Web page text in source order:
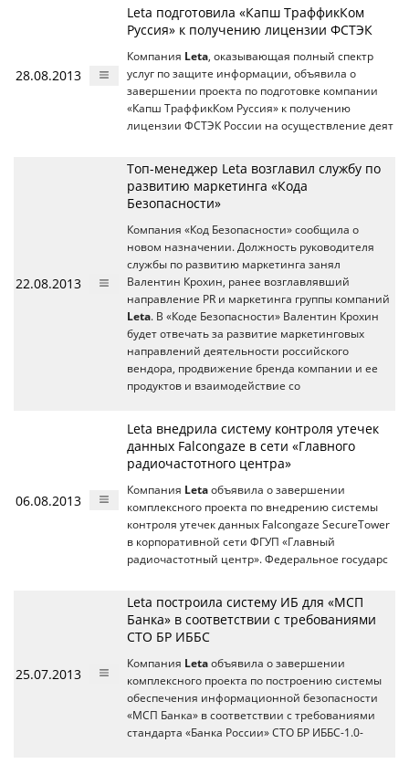
28.08.2013
Leta подготовила «Капш ТраффикКом
Руссия» к получению лицензии ФСТЭК
Компания Leta, оказывающая полный спектр
услуг по защите информации, объявила о
завершении проекта по подготовке компании
«Капш ТраффикКом Руссия» к получению
лицензии ФСТЭК России на осуществление деят
22.08.2013
Топ-менеджер Leta возглавил службу по
развитию маркетинга «Кода
Безопасности»
Компания «Код Безопасности» сообщила о
новом назначении. Должность руководителя
службы по развитию маркетинга занял
Валентин Крохин, ранее возглавлявший
направление PR и маркетинга группы компаний
Leta. В «Коде Безопасности» Валентин Крохин
будет отвечать за развитие маркетинговых
направлений деятельности российского
вендора, продвижение бренда компании и ее
продуктов и взаимодействие со
06.08.2013
Leta внедрила систему контроля утечек
данных Falcongaze в сети «Главного
радиочастотного центра»
Компания Leta объявила о завершении
комплексного проекта по внедрению системы
контроля утечек данных Falcongaze SecureTower
в корпоративной сети ФГУП «Главный
радиочастотный центр». Федеральное государс
25.07.2013
Leta построила систему ИБ для «МСП
Банка» в соответствии с требованиями
СТО БР ИББС
Компания Leta объявила о завершении
комплексного проекта по построению системы
обеспечения информационной безопасности
«МСП Банка» в соответствии с требованиями
стандарта «Банка России» СТО БР ИББС-1.0-